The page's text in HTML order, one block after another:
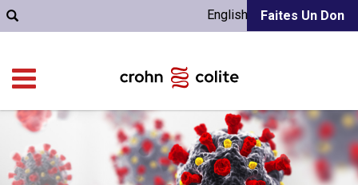
Faites Un Don
English